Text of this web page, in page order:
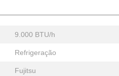
9.000 BTU/h
Refrigeração
Fujitsu